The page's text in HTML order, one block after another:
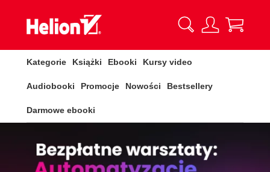
Kategorie Książki Ebooki Kursy video
Audiobooki Promocje Nowości Bestsellery
Darmowe ebooki